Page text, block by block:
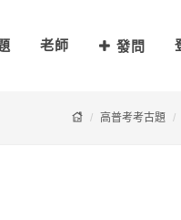
老師 發問
高普考考古題